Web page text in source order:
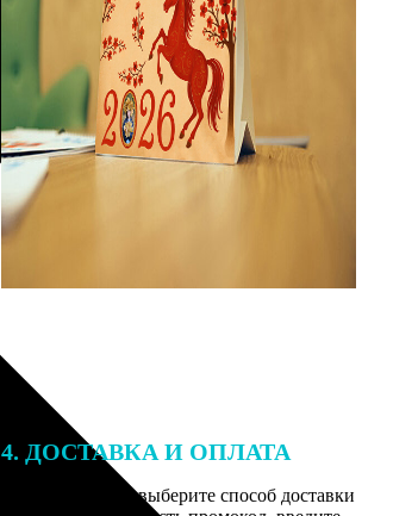
4. ДОСТАВКА И ОПЛАТА
Введите адрес и выберите способ доставки